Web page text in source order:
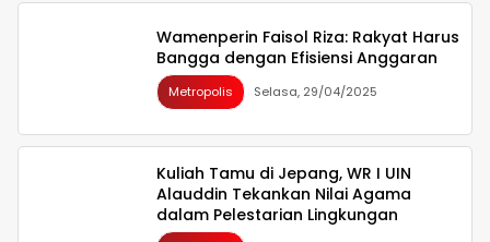
Wamenperin Faisol Riza: Rakyat Harus
Bangga dengan Efisiensi Anggaran
Metropolis Selasa, 29/04/2025
Kuliah Tamu di Jepang, WR I UIN
Alauddin Tekankan Nilai Agama
dalam Pelestarian Lingkungan